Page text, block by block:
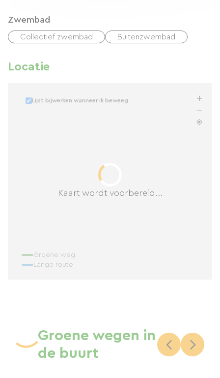
Zwembad
Collectief zwembad Buitenzwembad
Locatie
Kaart wordt voorbereid...
Lijst bijwerken wanneer ik beweeg
Groene weg
Lange route
Groene wegen in
de buurt